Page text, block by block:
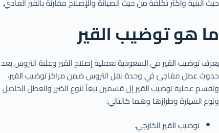
حيث البنية وأكثر تكلفة من حيث الصيانة والإصلاح مقارنةً بالقير العادي.
ما هو توضيب القير
يعرف توضيب القير في السعودية بعملية إصلاح القير وعلبة التروس بعد
حدوث عطل مفاجئ في وحدة نقل التروس ضمن مراكز توضيب القير،
وتقسم عملية توضيب القير إل قسمين تبعاً لنوع الضرر والعطل الحاصل
ونوع السيارة وطرازها وهما كالتالي:
توضيب القير الخارجي.